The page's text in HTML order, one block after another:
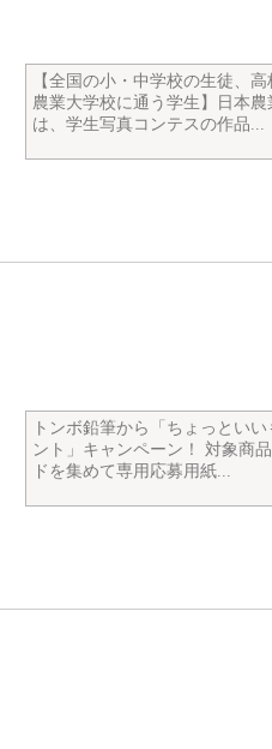
【全国の小・中学校の生徒、高
農業大学校に通う学生】日本農
は、学生写真コンテスの作品...
トンボ鉛筆から「ちょっとい
ント」キャンペーン！ 対象商
ドを集めて専用応募用紙...